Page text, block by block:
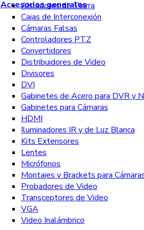
Accesorios generales
Aisladores de Tierra
Cajas de Interconexión
Cámaras Falsas
Controladores PTZ
Convertidores
Distribuidores de Video
Divisores
DVI
Gabinetes de Acero para DVR y
Gabinetes para Cámaras
HDMI
Iluminadores IR y de Luz Blanca
Kits Extensores
Lentes
Micrófonos
Montajes y Brackets para
Probadores de Video
Transceptores de Video
VGA
Video Inalámbrico